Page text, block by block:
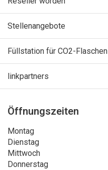
Stellenangebote
Füllstation für CO2-Flaschen
linkpartners
Öffnungszeiten
Montag
Dienstag
Mittwoch
Donnerstag